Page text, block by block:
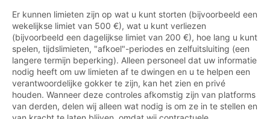
Er kunnen limieten zijn op wat u kunt storten (bijvoorbeeld een
wekelijkse limiet van 500 €), wat u kunt verliezen
(bijvoorbeeld een dagelijkse limiet van 200 €), hoe lang u kunt
spelen, tijdslimieten, "afkoel"-periodes en zelfuitsluiting (een
langere termijn beperking). Alleen personeel dat uw informatie
nodig heeft om uw limieten af te dwingen en u te helpen een
verantwoordelijke gokker te zijn, kan het zien en privé
houden. Wanneer deze controles afkomstig zijn van platforms
van derden, delen wij alleen wat nodig is om ze in te stellen en